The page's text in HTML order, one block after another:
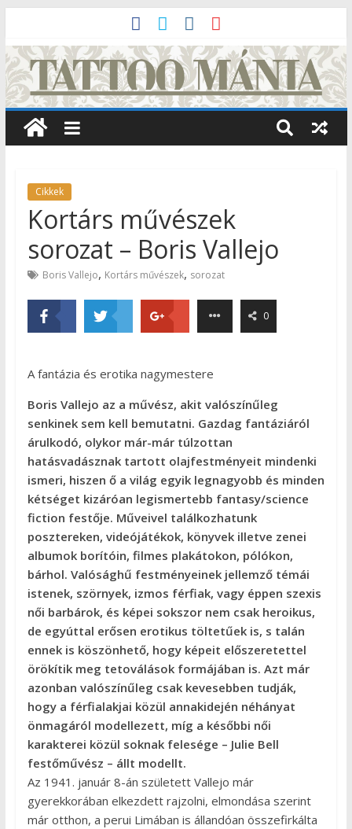
Cikkek
Kortárs művészek
sorozat – Boris Vallejo
Boris Vallejo, Kortárs művészek, sorozat
0
A fantázia és erotika nagymestere
Boris Vallejo az a művész, akit valószínűleg
senkinek sem kell bemutatni. Gazdag fantáziáról
árulkodó, olykor már-már túlzottan
hatásvadásznak tartott olajfestményeit mindenki
ismeri, hiszen ő a világ egyik legnagyobb és minden
kétséget kizáróan legismertebb fantasy/science
fiction festője. Műveivel találkozhatunk
posztereken, videójátékok, könyvek illetve zenei
albumok borítóin, filmes plakátokon, pólókon,
bárhol. Valósághű festményeinek jellemző témái
istenek, szörnyek, izmos férfiak, vagy éppen szexis
női barbárok, és képei sokszor nem csak heroikus,
de egyúttal erősen erotikus töltetűek is, s talán
ennek is köszönhető, hogy képeit előszeretettel
örökítik meg tetoválások formájában is. Azt már
azonban valószínűleg csak kevesebben tudják,
hogy a férfialakjai közül annakidején néhányat
önmagáról modellezett, míg a későbbi női
karakterei közül soknak felesége – Julie Bell
festőművész – állt modellt.
Az 1941. január 8-án született Vallejo már
gyerekkorában elkezdett rajzolni, elmondása szerint
már otthon, a perui Limában is állandóan összefirkálta